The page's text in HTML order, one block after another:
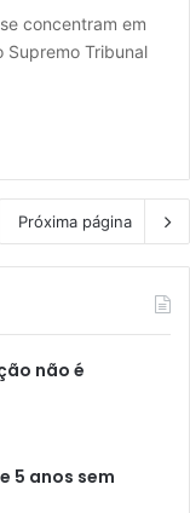
concentram em
Supremo Tribunal
Próxima página
não é
5 anos sem